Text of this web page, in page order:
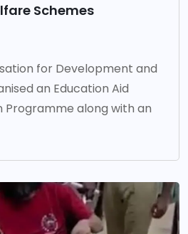
Schemes
for Development and
an Education Aid
Programme along with an